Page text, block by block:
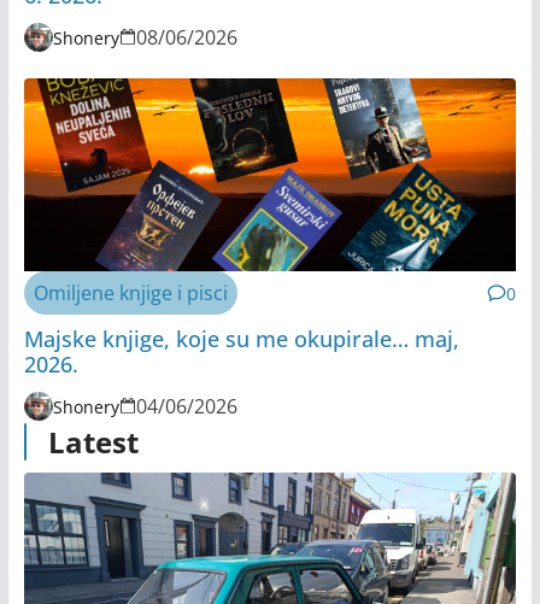
Shonery 08/06/2026
Omiljene knjige i pisci 0
Majske knjige, koje su me okupirale… maj,
2026.
Shonery 04/06/2026
Latest